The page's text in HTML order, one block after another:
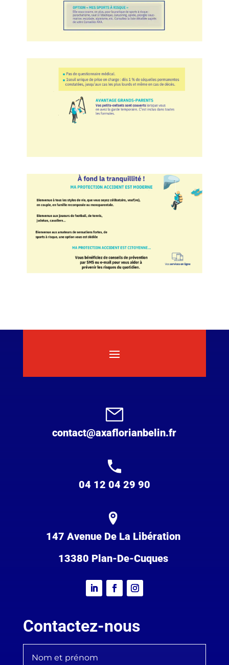
contact@axaflorianbelin.fr
04 12 04 29 90
147 Avenue De La Libération
13380 Plan-De-Cuques
Contactez-nous